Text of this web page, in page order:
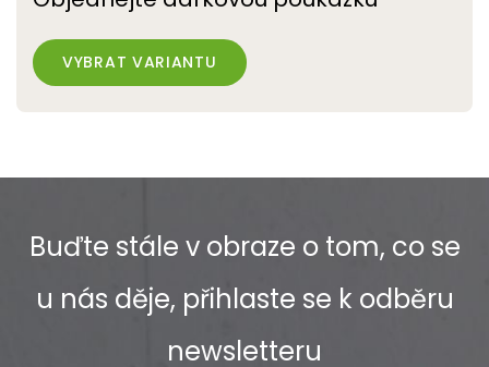
VYBRAT VARIANTU
Buďte stále v obraze o tom, co se
u nás děje, přihlaste se k odběru
newsletteru